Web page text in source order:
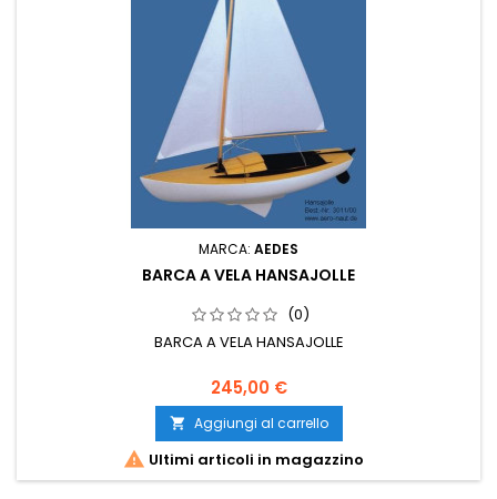
MARCA: AEDES
BARCA A VELA HANSAJOLLE
(0)
BARCA A VELA HANSAJOLLE
245,00 €
 Aggiungi al carrello
 Ultimi articoli in magazzino